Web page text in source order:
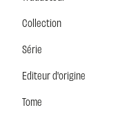
Collection
Série
Editeur d'origine
Tome